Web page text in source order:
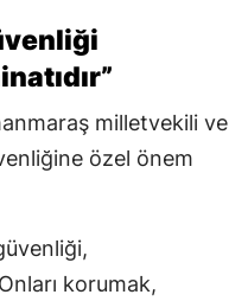
milletvekili ve
özel önem
korumak,